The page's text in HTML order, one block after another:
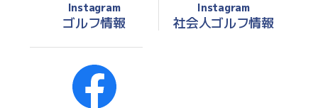
Instagram
ゴルフ情報
Instagram
社会人ゴルフ情報